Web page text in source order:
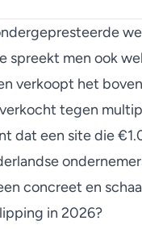
men ook
verkoopt het
tegen
dat een site die
concreet en
in 2026?